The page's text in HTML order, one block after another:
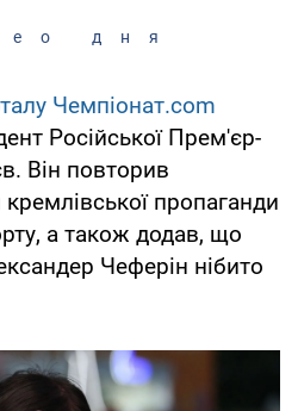
дня
Чемпіонат.com
Російської Прем'єр-
Він повторив
пропаганди
а також додав, що
Чеферін нібито